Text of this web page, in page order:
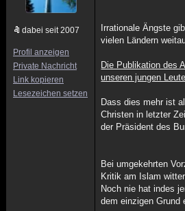
dabei seit 2007
Profil anzeigen
Private Nachricht
Link kopieren
Lesezeichen setzen
Irrationale Ängste
vielen Ländern
Die Publikation des
unseren jungen
Dass dies mehr ist
Christen in letzter
der Präsident des
Bei umgekehrten
Kritik am Islam
Noch nie hat indes
dem einzigen Grund